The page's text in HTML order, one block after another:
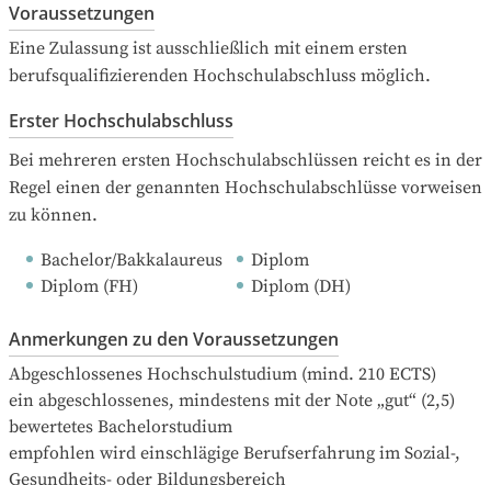
Voraussetzungen
Eine Zulassung ist ausschließlich mit einem ersten
berufsqualifizierenden Hochschulabschluss möglich.
Erster Hochschulabschluss
Bei mehreren ersten Hochschulabschlüssen reicht es in der
Regel einen der genannten Hochschulabschlüsse vorweisen
zu können.
Bachelor/Bakkalaureus
Diplom
Diplom (FH)
Diplom (DH)
Anmerkungen zu den Voraussetzungen
Abgeschlossenes Hochschulstudium (mind. 210 ECTS)
ein abgeschlossenes, mindestens mit der Note „gut“ (2,5)
bewertetes Bachelorstudium
empfohlen wird einschlägige Berufserfahrung im Sozial-,
Gesundheits- oder Bildungsbereich